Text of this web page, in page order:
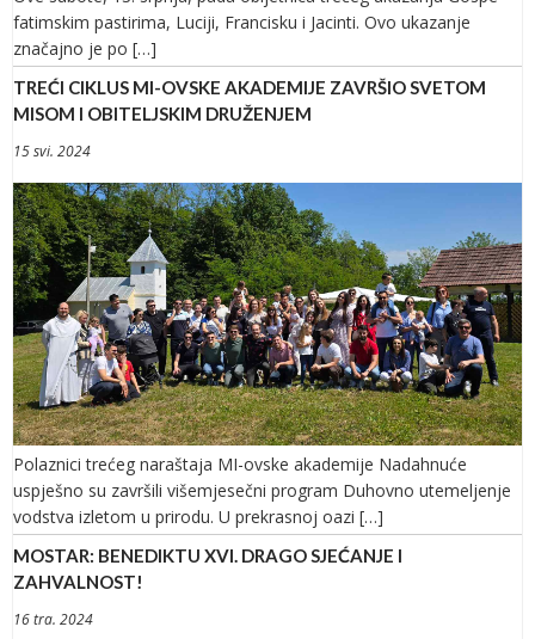
fatimskim pastirima, Luciji, Francisku i Jacinti. Ovo ukazanje
značajno je po […]
TREĆI CIKLUS MI-OVSKE AKADEMIJE ZAVRŠIO SVETOM
MISOM I OBITELJSKIM DRUŽENJEM
15 svi. 2024
Polaznici trećeg naraštaja MI-ovske akademije Nadahnuće
uspješno su završili višemjesečni program Duhovno utemeljenje
vodstva izletom u prirodu. U prekrasnoj oazi […]
MOSTAR: BENEDIKTU XVI. DRAGO SJEĆANJE I
ZAHVALNOST!
16 tra. 2024